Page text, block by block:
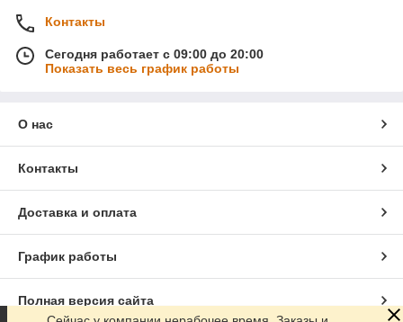
Контакты
Сегодня работает с 09:00 до 20:00
Показать весь график работы
О нас
Контакты
Доставка и оплата
График работы
Полная версия сайта